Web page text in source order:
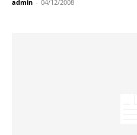
admin - 04/12/2008